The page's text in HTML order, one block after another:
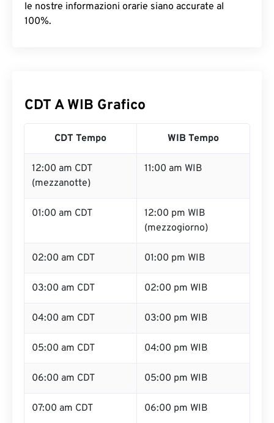
le nostre informazioni orarie siano accurate al
100%.
CDT A WIB Grafico
CDT Tempo WIB Tempo
12:00 am CDT
(mezzanotte)
11:00 am WIB
01:00 am CDT
12:00 pm WIB
(mezzogiorno)
02:00 am CDT 01:00 pm WIB
03:00 am CDT 02:00 pm WIB
04:00 am CDT 03:00 pm WIB
05:00 am CDT 04:00 pm WIB
06:00 am CDT 05:00 pm WIB
07:00 am CDT 06:00 pm WIB